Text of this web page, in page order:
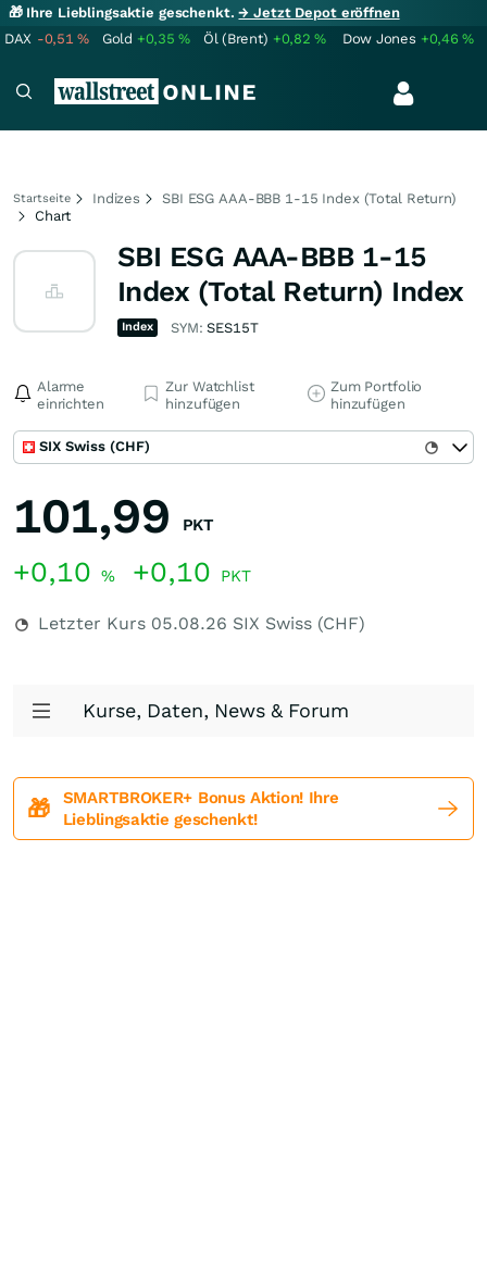
🎁 Ihre Lieblingsaktie geschenkt.→ Jetzt Depot eröffnen
DAX -0,51% Gold +0,35% Öl (Brent) +0,82% Dow Jones +0,46%
Startseite Indizes
SBI ESG AAA-BBB 1-15 Index (Total Return)
Chart
SBI ESG AAA-BBB 1-15
Index (Total Return) Index
Index SYM:SES15T
Alarme
einrichten
Zur Watchlist
hinzufügen
Zum Portfolio
hinzufügen
SIX Swiss (CHF)
101,99 PKT
+0,10 % +0,10 PKT
Letzter Kurs 05.08.26 SIX Swiss (CHF)
Kurse, Daten, News & Forum
🎁
SMARTBROKER+ Bonus Aktion! Ihre
Lieblingsaktie geschenkt!